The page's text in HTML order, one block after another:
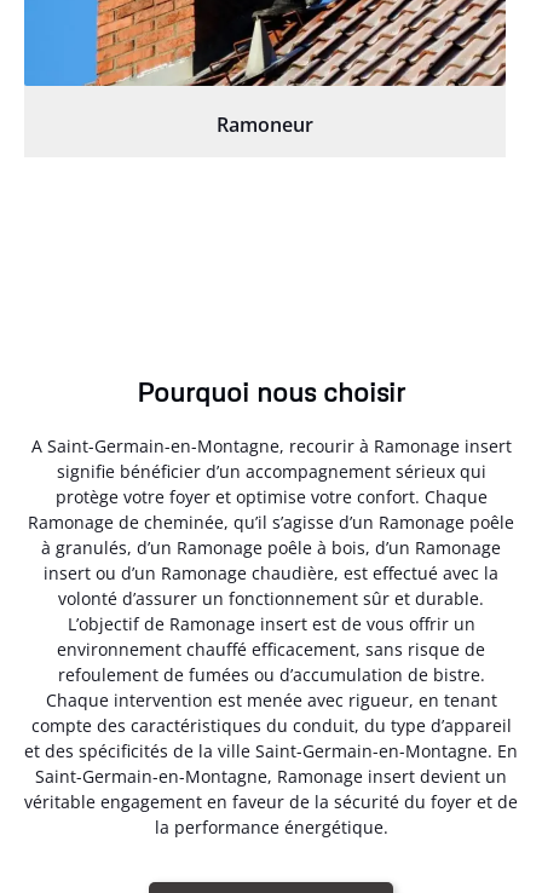
Ramoneur
Pourquoi nous choisir
A Saint-Germain-en-Montagne, recourir à Ramonage insert
signifie bénéficier d’un accompagnement sérieux qui
protège votre foyer et optimise votre confort. Chaque
Ramonage de cheminée, qu’il s’agisse d’un Ramonage poêle
à granulés, d’un Ramonage poêle à bois, d’un Ramonage
insert ou d’un Ramonage chaudière, est effectué avec la
volonté d’assurer un fonctionnement sûr et durable.
L’objectif de Ramonage insert est de vous offrir un
environnement chauffé efficacement, sans risque de
refoulement de fumées ou d’accumulation de bistre.
Chaque intervention est menée avec rigueur, en tenant
compte des caractéristiques du conduit, du type d’appareil
et des spécificités de la ville Saint-Germain-en-Montagne. En
Saint-Germain-en-Montagne, Ramonage insert devient un
véritable engagement en faveur de la sécurité du foyer et de
la performance énergétique.